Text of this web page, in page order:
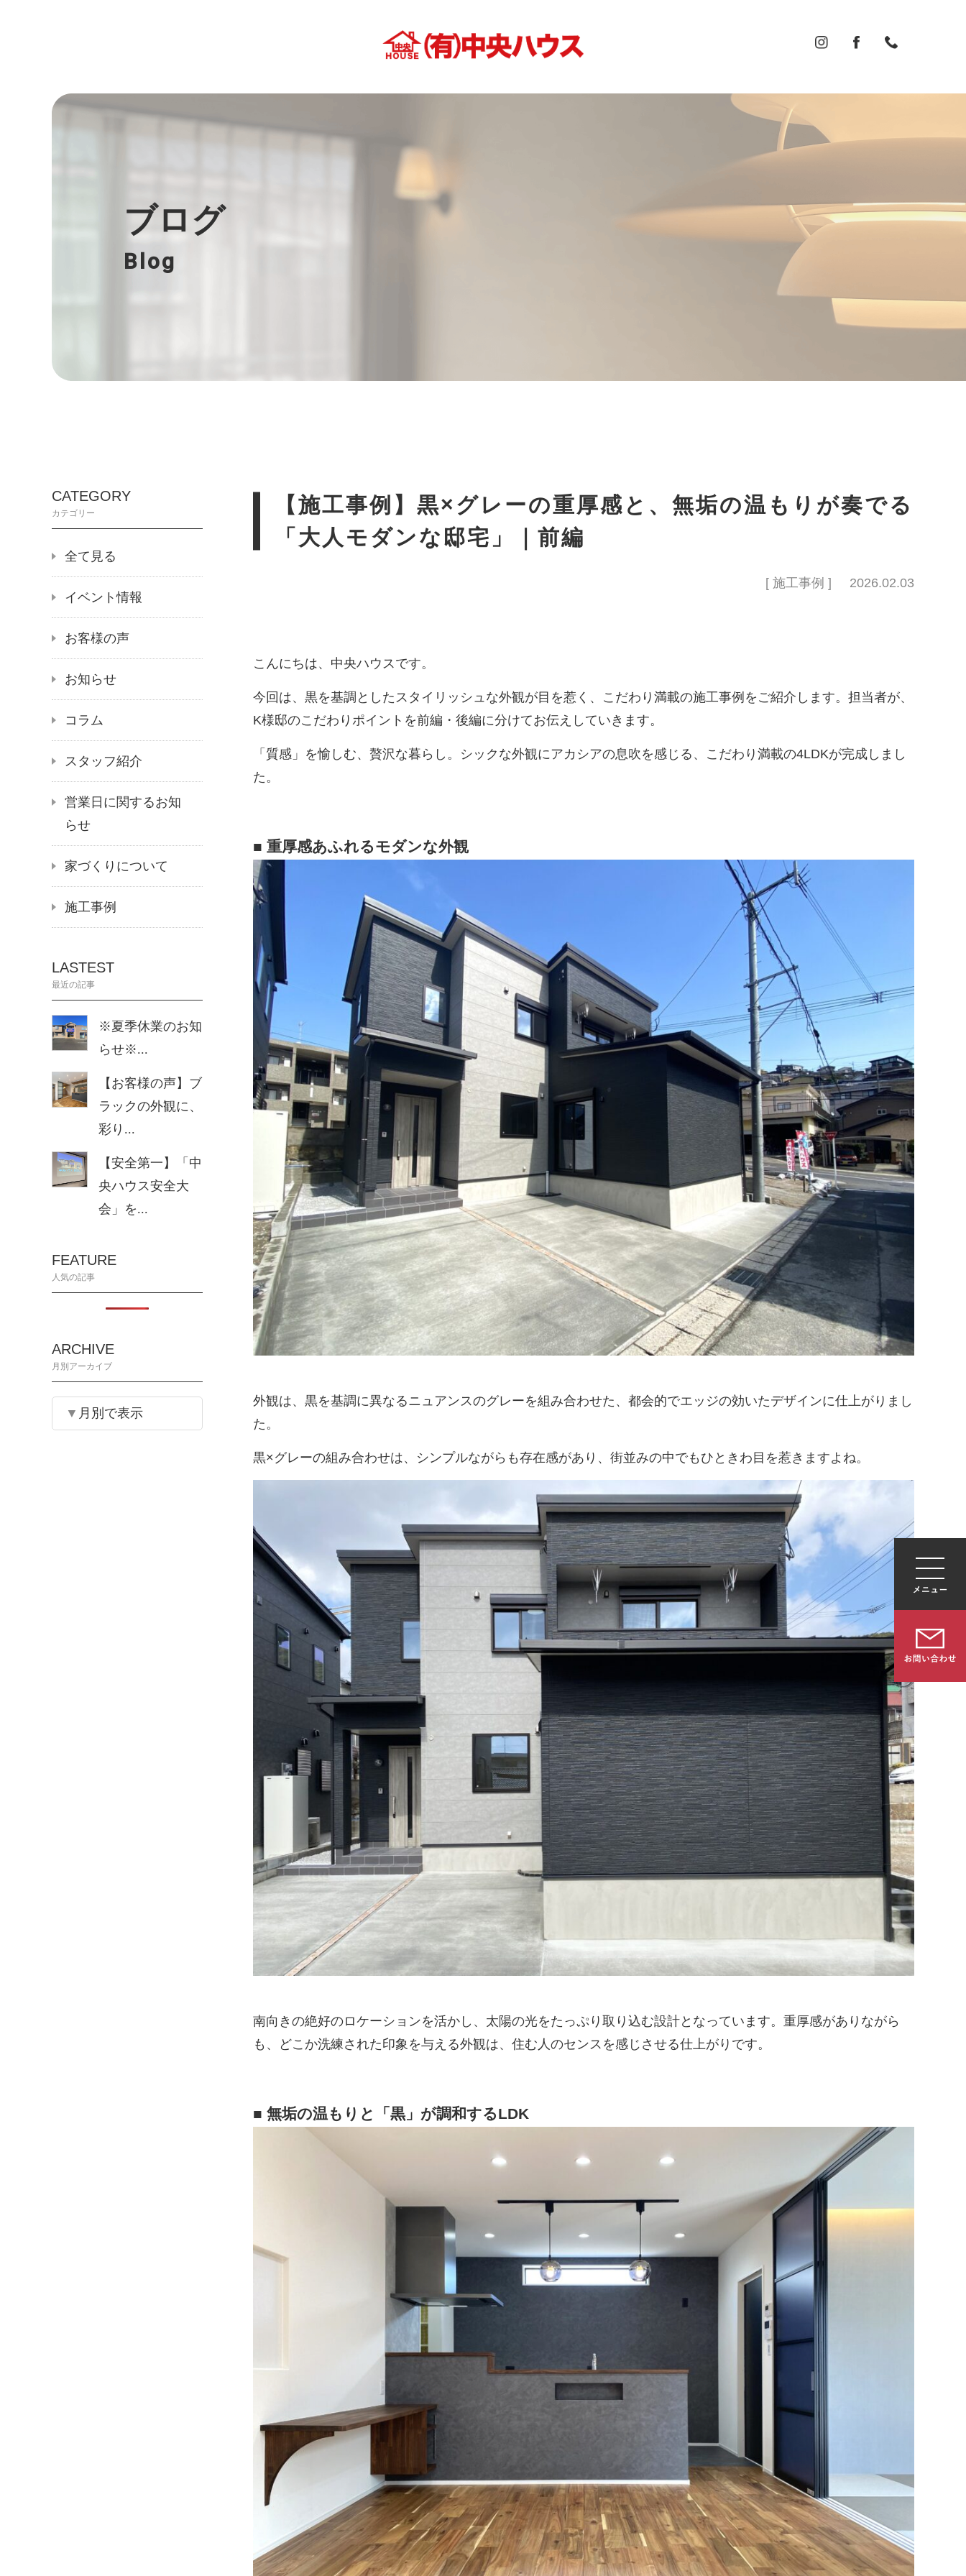
ブログ
Blog
CATEGORY
カテゴリー
全て見る
イベント情報
お客様の声
お知らせ
コラム
スタッフ紹介
営業日に関するお知
らせ
家づくりについて
施工事例
LASTEST
最近の記事
※夏季休業のお知
らせ※...
【お客様の声】ブ
ラックの外観に、
彩り...
【安全第一】「中
央ハウス安全大
会」を...
FEATURE
人気の記事
ARCHIVE
月別アーカイブ
月別で表示
【施工事例】黒×グレーの重厚感と、無垢の温もりが奏でる
「大人モダンな邸宅」｜前編
[ 施工事例 ] 2026.02.03
こんにちは、中央ハウスです。
今回は、黒を基調としたスタイリッシュな外観が目を惹く、こだわり満載の施工事例をご紹介します。担当者が、
K様邸のこだわりポイントを前編・後編に分けてお伝えしていきます。
「質感」を愉しむ、贅沢な暮らし。シックな外観にアカシアの息吹を感じる、こだわり満載の4LDKが完成しまし
た。
■ 重厚感あふれるモダンな外観
外観は、黒を基調に異なるニュアンスのグレーを組み合わせた、都会的でエッジの効いたデザインに仕上がりまし
た。
黒×グレーの組み合わせは、シンプルながらも存在感があり、街並みの中でもひときわ目を惹きますよね。
南向きの絶好のロケーションを活かし、太陽の光をたっぷり取り込む設計となっています。重厚感がありながら
も、どこか洗練された印象を与える外観は、住む人のセンスを感じさせる仕上がりです。
■ 無垢の温もりと「黒」が調和するLDK